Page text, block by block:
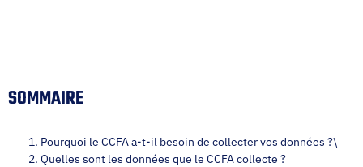
SOMMAIRE
Pourquoi le CCFA a-t-il besoin de collecter vos données ?\
Quelles sont les données que le CCFA collecte ?